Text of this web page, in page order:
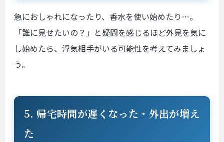
急におしゃれになったり、香水を使い始めたり…。
「誰に見せたいの？」と疑問を感じるほど外見を気に
し始めたら、浮気相手がいる可能性を考えてみましょ
う。
5. 帰宅時間が遅くなった・外出が増え
た